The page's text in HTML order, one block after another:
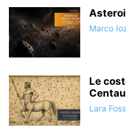
Marco
Le
Lara